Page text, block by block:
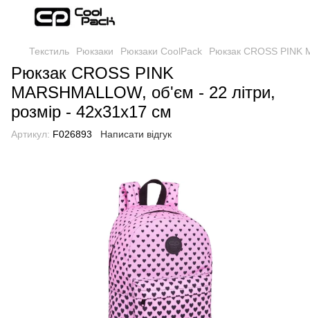
Текстиль Рюкзаки Рюкзаки CoolPack Рюкзак CROSS PINK
Рюкзак CROSS PINK
MARSHMALLOW, об'єм - 22 літри,
розмір - 42x31x17 см
Артикул: F026893 Написати відгук